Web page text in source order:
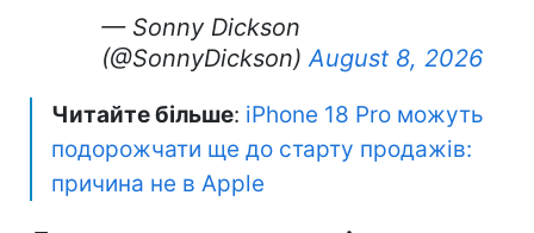
— Sonny Dickson
(@SonnyDickson) August 8, 2026
Читайте більше: iPhone 18 Pro можуть
подорожчати ще до старту продажів:
причина не в Apple